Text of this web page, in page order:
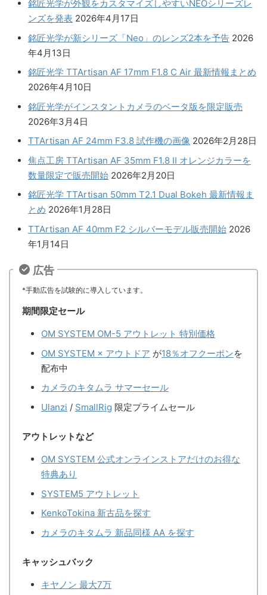
銘匠光学が外観をカスタマイズしやすいNEOシリーズレ
ンズを発表 2026年4月17日
銘匠光学が新シリーズ「Neo」のレンズ2本を予告 2026
年4月13日
銘匠光学 TTArtisan AF 17mm F1.8 C Air 最新情報まとめ
2026年4月10日
銘匠光学がインスタントカメラのベータ版を限定販売
2026年3月4日
TTArtisan AF 24mm F3.8 試作機の画像 2026年2月28日
焦点工房 TTArtisan AF 35mm F1.8 II オレンジカラーを
数量限定で販売開始 2026年2月20日
銘匠光学 TTArtisan 50mm T2.1 Dual Bokeh 最新情報ま
とめ 2026年1月28日
TTArtisan AF 40mm F2 シルバーモデル販売開始 2026
年1月14日
広告
*手動広告を試験的に導入しています。
期間限定セール
OM SYSTEM OM-5 アウトレット 特別価格
OM SYSTEM × アウトドア が18％オフクーポンを
配布中
カメラのキタムラ サマーセール
Ulanzi / SmallRig 限定プライムセール
アウトレットなど
OM SYSTEM 公式オンラインストアだけのお得な
特典あり
SYSTEM5 アウトレット
KenkoTokina 新古品を探す
カメラのキタムラ 新品同様 AA を探す
キャッシュバック
キヤノン 最大7万